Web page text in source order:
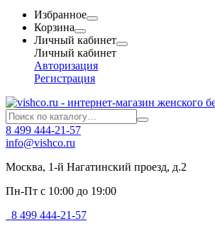
Избранное
Корзина
Личный кабинет
Личный кабинет
Авторизация
Регистрация
8 499 444-21-57
info@vishco.ru
Москва, 1-й Нагатинский проезд, д.2
Пн-Пт с 10:00 до 19:00
8 499 444-21-57